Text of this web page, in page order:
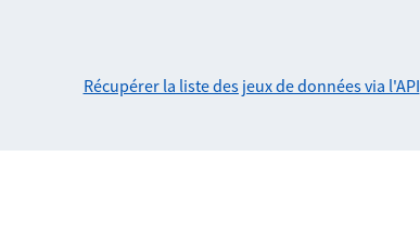
Récupérer la liste des jeux de données via l'API